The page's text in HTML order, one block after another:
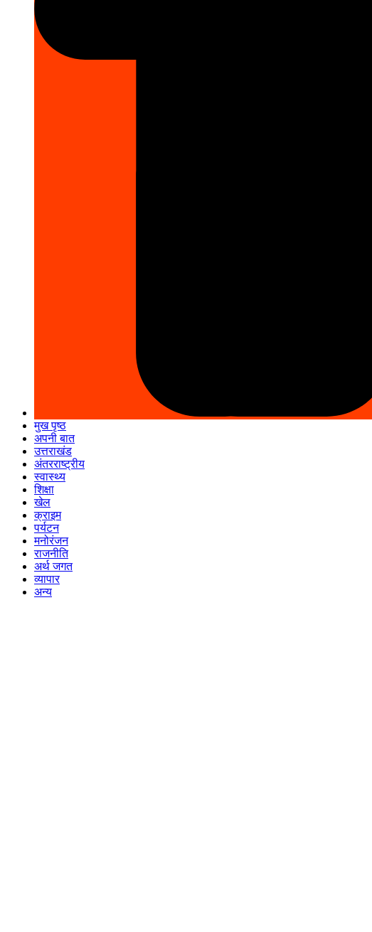
मुख पृष्ठ
अपनी बात
उत्तराखंड
अंतरराष्ट्रीय
स्वास्थ्य
शिक्षा
खेल
क्राइम
पर्यटन
मनोरंजन
राजनीति
अर्थ जगत
व्यापार
अन्य